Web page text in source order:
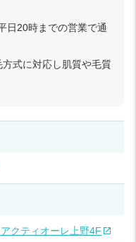
日20時までの営業で通
式に対応し肌質や毛質
クティオーレ上野4F